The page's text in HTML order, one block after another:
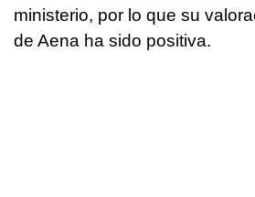
ministerio, por lo que su
de Aena ha sido positiva.